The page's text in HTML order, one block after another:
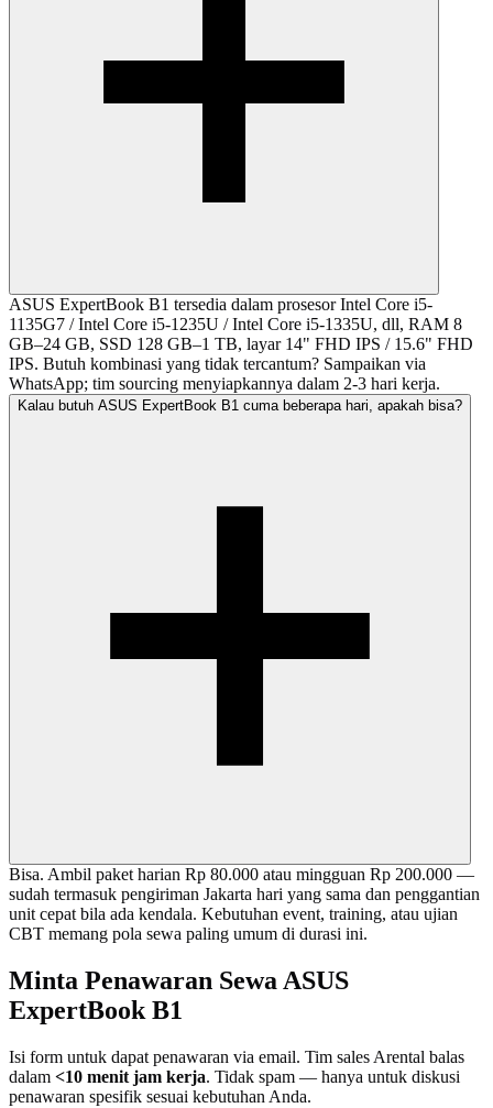
ASUS ExpertBook B1 tersedia dalam prosesor Intel Core i5-
1135G7 / Intel Core i5-1235U / Intel Core i5-1335U, dll, RAM 8
GB–24 GB, SSD 128 GB–1 TB, layar 14" FHD IPS / 15.6" FHD
IPS. Butuh kombinasi yang tidak tercantum? Sampaikan via
WhatsApp; tim sourcing menyiapkannya dalam 2-3 hari kerja.
Kalau butuh ASUS ExpertBook B1 cuma beberapa hari, apakah bisa?
Bisa. Ambil paket harian Rp 80.000 atau mingguan Rp 200.000 —
sudah termasuk pengiriman Jakarta hari yang sama dan penggantian
unit cepat bila ada kendala. Kebutuhan event, training, atau ujian
CBT memang pola sewa paling umum di durasi ini.
Minta Penawaran Sewa ASUS
ExpertBook B1
Isi form untuk dapat penawaran via email. Tim sales Arental balas
dalam <10 menit jam kerja. Tidak spam — hanya untuk diskusi
penawaran spesifik sesuai kebutuhan Anda.